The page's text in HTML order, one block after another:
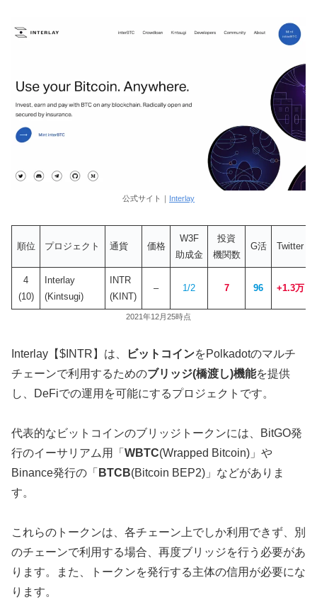
公式サイト｜ Interlay
順位 プロジェクト 通貨 価格
W3F
助成金
投資
機関数
G活 Twitter
4
(10)
Interlay
(Kintsugi)
INTR
(KINT)
– 1/2 7 96 +1.3万
2021年12月25時点
Interlay【$INTR】は、 ビットコインをPolkadotのマルチ
チェーンで利用するためのブリッジ(橋渡し)機能を提供
し、DeFiでの運用を可能にするプロジェクトです。
代表的なビットコインのブリッジトークンには、BitGO発
行のイーサリアム用「 WBTC(Wrapped Bitcoin)」や
Binance発行の「 BTCB(Bitcoin BEP2)」などがありま
す。
これらのトークンは、各チェーン上でしか利用できず、別
のチェーンで利用する場合、再度ブリッジを行う必要があ
ります。また、トークンを発行する主体の信用が必要にな
ります。